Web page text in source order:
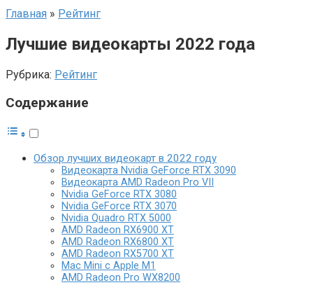
Главная » Рейтинг
Лучшие видеокарты 2022 года
Рубрика: Рейтинг
Содержание
Обзор лучших видеокарт в 2022 году
Видеокарта Nvidia GeForce RTX 3090
Видеокарта AMD Radeon Pro VII
Nvidia GeForce RTX 3080
Nvidia GeForce RTX 3070
Nvidia Quadro RTX 5000
AMD Radeon RX6900 XT
AMD Radeon RX6800 XT
AMD Radeon RX5700 XT
Mac Mini с Apple M1
AMD Radeon Pro WX8200